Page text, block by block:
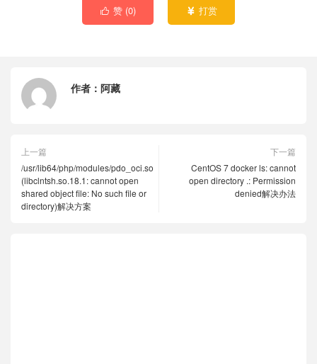
 赞 (0)  打赏
作者： 阿藏
上一篇
/usr/lib64/php/modules/pdo_oci.so
(libclntsh.so.18.1: cannot open
shared object file: No such file or
directory)解决方案
下一篇
CentOS 7 docker ls: cannot
open directory .: Permission
denied解决办法